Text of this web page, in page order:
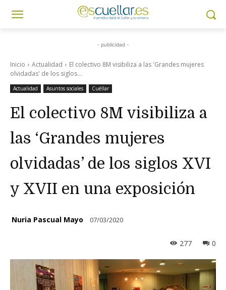
- publicidad -
Inicio Actualidad
El colectivo 8M visibiliza a las 'Grandes mujeres
olvidadas' de los siglos...
Actualidad Asuntos sociales Cuéllar
El colectivo 8M visibiliza a
las ‘Grandes mujeres
olvidadas’ de los siglos XVI
y XVII en una exposición
Nuria Pascual Mayo 07/03/2020
0
277